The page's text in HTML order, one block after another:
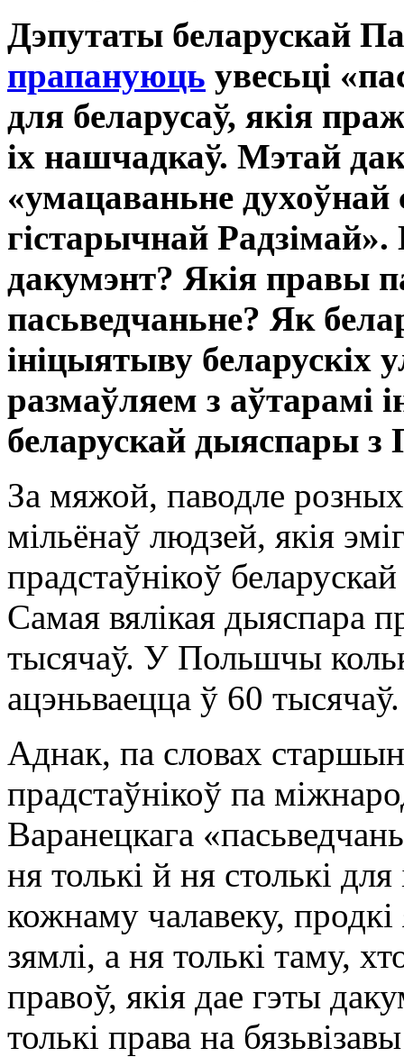
Дэпутаты беларускай
прапануюць увесьці
для беларусаў, якія
іх нашчадкаў. Мэтай
«умацаваньне духоўнай
гістарычнай
дакумэнт? Якія правы
пасьведчаньне? Як
ініцыятыву
размаўляем з аўтарамі
беларускай дыяспары
За мяжой, паводле
мільёнаў людзей, якія
прадстаўнікоў
Самая вялікая дыяспара
тысячаў. У Польшчы
ацэньваецца ў 60 тысячаў.
Аднак, па словах
прадстаўнікоў па
Варанецкага
ня толькі й ня столькі
кожнаму чалавеку, продкі
зямлі, а ня толькі таму,
правоў, якія дае гэты
толькі права на